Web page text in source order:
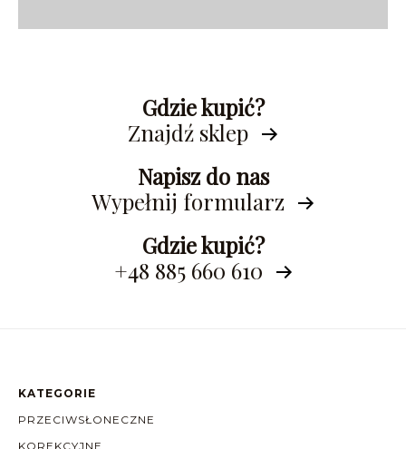
Gdzie kupić?
Znajdź sklep
Napisz do nas
Wypełnij formularz
Gdzie kupić?
+48 885 660 610
KATEGORIE
PRZECIWSŁONECZNE
KOREKCYJNE